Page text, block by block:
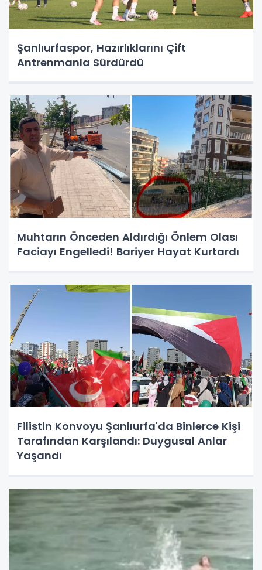
Şanlıurfaspor, Hazırlıklarını Çift
Antrenmanla Sürdürdü
Muhtarın Önceden Aldırdığı Önlem Olası
Faciayı Engelledi! Bariyer Hayat Kurtardı
Filistin Konvoyu Şanlıurfa'da Binlerce Kişi
Tarafından Karşılandı: Duygusal Anlar
Yaşandı